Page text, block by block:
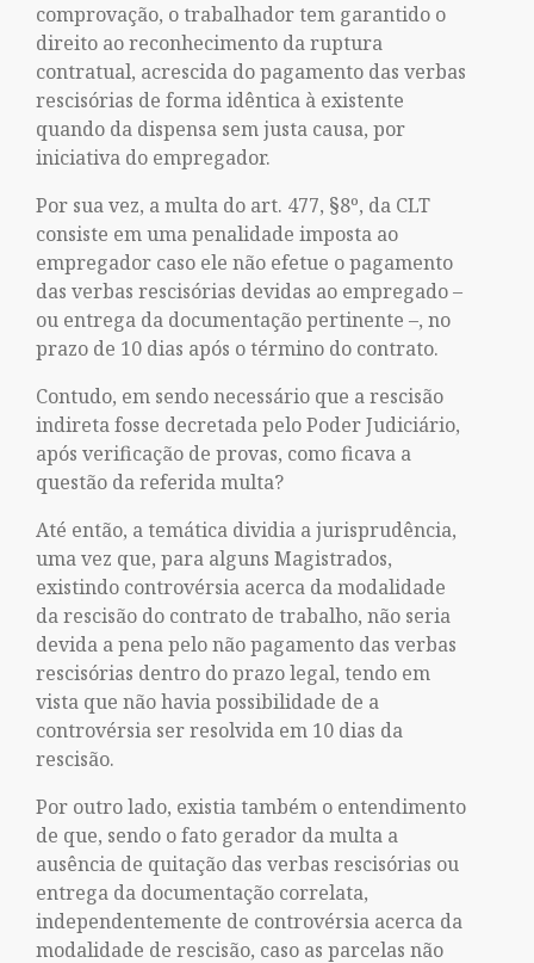
comprovação, o trabalhador tem garantido o
direito ao reconhecimento da ruptura
contratual, acrescida do pagamento das verbas
rescisórias de forma idêntica à existente
quando da dispensa sem justa causa, por
iniciativa do empregador.
Por sua vez, a multa do art. 477, §8º, da CLT
consiste em uma penalidade imposta ao
empregador caso ele não efetue o pagamento
das verbas rescisórias devidas ao empregado –
ou entrega da documentação pertinente –, no
prazo de 10 dias após o término do contrato.
Contudo, em sendo necessário que a rescisão
indireta fosse decretada pelo Poder Judiciário,
após verificação de provas, como ficava a
questão da referida multa?
Até então, a temática dividia a jurisprudência,
uma vez que, para alguns Magistrados,
existindo controvérsia acerca da modalidade
da rescisão do contrato de trabalho, não seria
devida a pena pelo não pagamento das verbas
rescisórias dentro do prazo legal, tendo em
vista que não havia possibilidade de a
controvérsia ser resolvida em 10 dias da
rescisão.
Por outro lado, existia também o entendimento
de que, sendo o fato gerador da multa a
ausência de quitação das verbas rescisórias ou
entrega da documentação correlata,
independentemente de controvérsia acerca da
modalidade de rescisão, caso as parcelas não